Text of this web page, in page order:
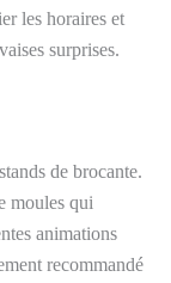
les horaires et
surprises.
de brocante.
moules qui
animations
recommandé